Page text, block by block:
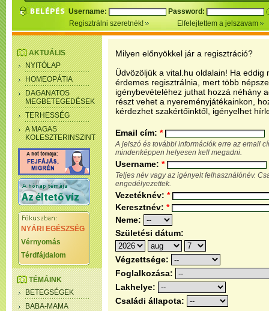
Username:
Password:
Regisztrálni szeretnék!
Elfelejtettem a jelszavam
AKTUÁLIS
NYITÓLAP
HOMEOPÁTIA
DAGANATOS
MEGBETEGEDÉSEK
TERHESSÉG
A MAGAS
KOLESZTERINSZINT
NYÁRI EGÉSZSÉG
Vérnyomás
Térdfájdalom
TÉMÁINK
BETEGSÉGEK
BABA-MAMA
Milyen előnyökkel jár a regisztráció?
Üdvözöljük a vital.hu oldalain! Ha eddig
érdemes regisztrálnia, mert több
igénybevételéhez juthat hozzá néhány
részt vehet a nyereményjátékainkon,
kérdezhet szakértőinktől, igényelhet
Email cím: *
A jelszó és további információk erre az email
mindenképpen helyesen kell megadni.
Username: *
Teljes név vagy az igényelt felhasználónév.
engedélyezettek.
Vezetéknév: *
Keresztnév: *
Neme:
Születési dátum:
Végzettsége:
Foglalkozása:
Lakhelye:
Családi állapota: